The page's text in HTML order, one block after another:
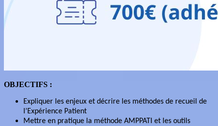
OBJECTIFS :
Expliquer les enjeux et décrire les méthodes de recueil de
l’Expérience Patient
Mettre en pratique la méthode AMPPATI et les outils